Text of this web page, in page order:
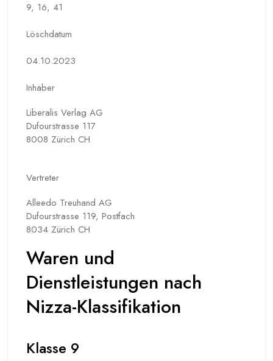
9, 16, 41
Löschdatum
04.10.2023
Inhaber
Liberalis Verlag AG
Dufourstrasse 117
8008 Zürich CH
Vertreter
Alleedo Treuhand AG
Dufourstrasse 119, Postfach
8034 Zürich CH
Waren und
Dienstleistungen nach
Nizza-Klassifikation
Klasse 9